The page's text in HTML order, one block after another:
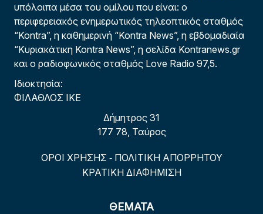
υπόλοιπα μέσα του ομίλου που είναι: ο
περιφερειακός ενημερωτικός τηλεοπτικός σταθμός
“Kontra”, η καθημερινή “Kontra News”, η εβδομαδιαία
“Κυριακάτικη Kontra News”, η σελίδα Kontranews.gr
και ο ραδιοφωνικός σταθμός Love Radio 97,5.
Ιδιοκτησία:
ΦΙΛΑΘΛΟΣ ΙΚΕ
Δήμητρος 31
177 78, Ταύρος
ΟΡΟΙ ΧΡΗΣΗΣ - ΠΟΛΙΤΙΚΗ ΑΠΟΡΡΗΤΟΥ
ΚΡΑΤΙΚΗ ΔΙΑΦΗΜΙΣΗ
ΘΕΜΑΤΑ